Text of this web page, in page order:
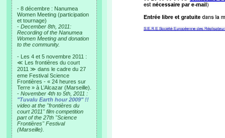
- 8 décembre : Nanumea
Women Meeting (participation
et tournage)
- December 8th, 2011:
Recording of the Nanumea
Women Meeting and donation
to the community.
- Les 4 et 5 novembre 2011 :
≪ Les frontières du court
2011 ≫ dans le cadre du 27
eme Festival Science
Frontières - « 24 heures sur
Terre » à L’Alcazar (Marseille).
- November 4th to 5th, 2011 :
"Tuvalu Earth hour 2009" !!
video at the "frontières du
court 2011" film competition
part of the 27th "Science
Frontières" Festival
(Marseille).